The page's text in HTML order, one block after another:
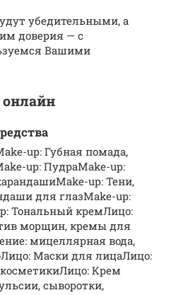
убедительными, а
доверия — с
Вашими
up: Губная помада,
up: ПудраMake-up:
up: Тени,
для глазMake-up:
Тональный кремЛицо:
морщин, кремы для
мицеллярная вода,
Маски для лицаЛицо:
Крем
сыворотки,